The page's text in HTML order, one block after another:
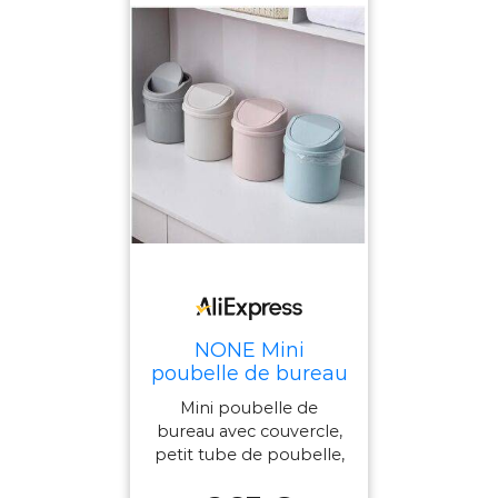
NONE Mini
poubelle de bureau
avec couvercle,
petit tube de
poubelle, poubelle
de chambre à
Mini poubelle de
bureau avec couvercle,
petit tube de poubelle,